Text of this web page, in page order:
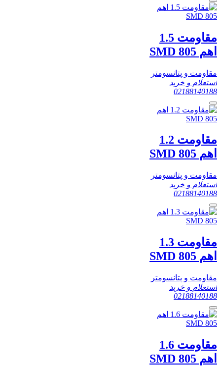
مقاومت 1.5
اهم SMD 805
مقاومت و پتانسومتر
استعلام و خرید
02188140188
مقاومت 1.2
اهم SMD 805
مقاومت و پتانسومتر
استعلام و خرید
02188140188
مقاومت 1.3
اهم SMD 805
مقاومت و پتانسومتر
استعلام و خرید
02188140188
مقاومت 1.6
اهم SMD 805